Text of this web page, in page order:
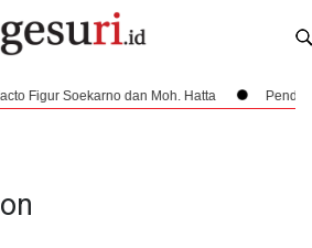
dan Moh. Hatta Pendaratan